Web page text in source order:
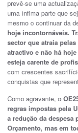
prevê-se uma
uma ínfima parte que
mesmo o continuar da
hoje incontornáveis.
sector que atraia
atractivo e não há
esteja carente de
com crescentes
conquistas que
Como agravante, o
regras impostas pela
a redução da despesa
Orçamento, mas em